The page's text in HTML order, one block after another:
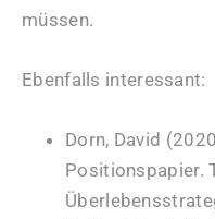
müssen.
Ebenfalls interessant:
Dorn, David
Positionspapier.